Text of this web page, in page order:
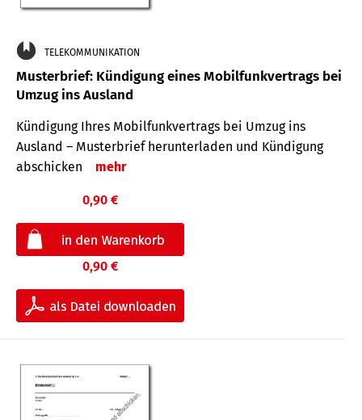
TELEKOMMUNIKATION
Musterbrief: Kündigung eines Mobilfunkvertrags bei
Umzug ins Ausland
Kündigung Ihres Mobilfunkvertrags bei Umzug ins
Ausland – Musterbrief herunterladen und Kündigung
abschicken
mehr
0,90 €
0,90 €